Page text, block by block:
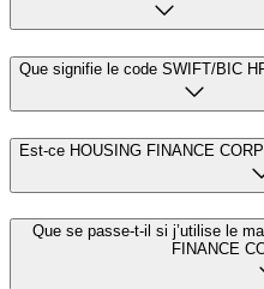
Que signifie le code SWIFT/BIC
Est-ce HOUSING FINANCE
Que se passe-t-il si j’utilise le
FINANCE